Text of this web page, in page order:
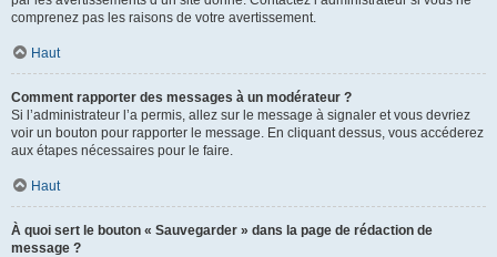
comprenez pas les raisons de votre avertissement.
Haut
Comment rapporter des messages à un modérateur ?
Si l’administrateur l’a permis, allez sur le message à signaler et vous devriez
voir un bouton pour rapporter le message. En cliquant dessus, vous accéderez
aux étapes nécessaires pour le faire.
Haut
À quoi sert le bouton « Sauvegarder » dans la page de rédaction de
message ?